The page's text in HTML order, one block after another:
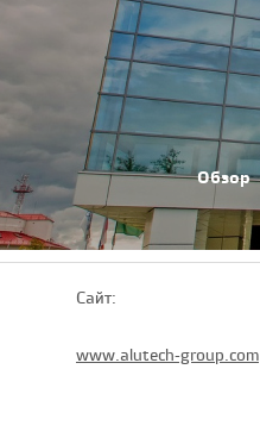
Обзор
Сайт:
www.alutech-group.com